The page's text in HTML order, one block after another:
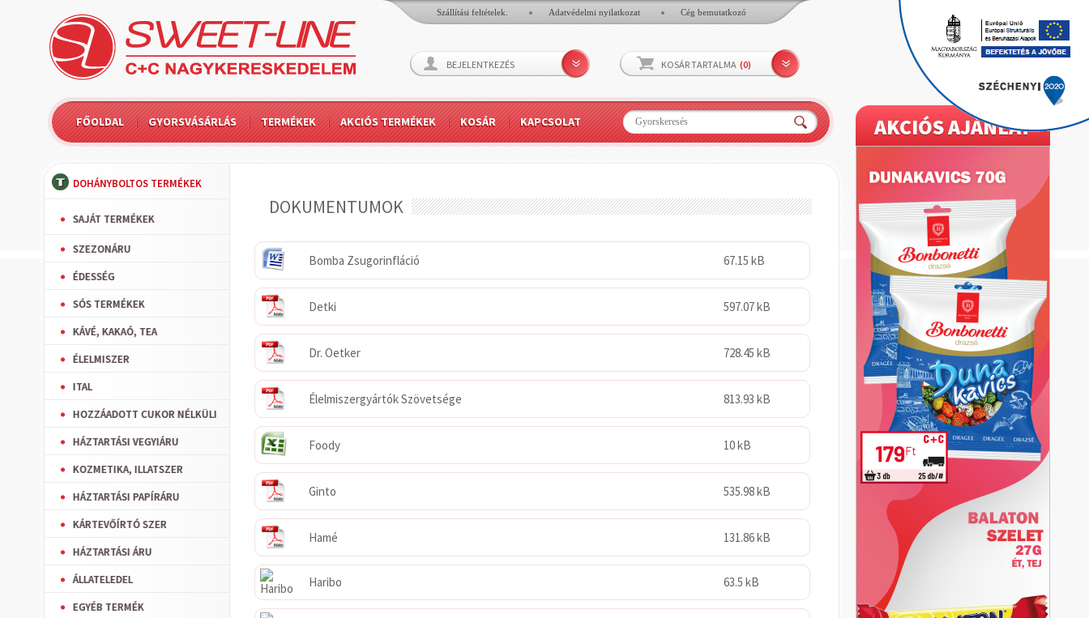
Szállítási feltételek. Adatvédelmi nyilatkozat Cég bemutatkozó
BEJELENTKEZÉS KOSÁR TARTALMA (0)
FŐOLDAL GYORSVÁSÁRLÁS TERMÉKEK AKCIÓS TERMÉKEK KOSÁR KAPCSOLAT AKCIÓS AJÁNLAT
DOHÁNYBOLTOS TERMÉKEK
SAJÁT TERMÉKEK
SZEZONÁRU
ÉDESSÉG
SÓS TERMÉKEK
KÁVÉ, KAKAÓ, TEA
ÉLELMISZER
ITAL
HOZZÁADOTT CUKOR NÉLKÜLI
HÁZTARTÁSI VEGYIÁRU
KOZMETIKA, ILLATSZER
HÁZTARTÁSI PAPÍRÁRU
KÁRTEVŐÍRTÓ SZER
HÁZTARTÁSI ÁRU
ÁLLATELEDEL
EGYÉB TERMÉK
DOKUMENTUMOK
Bomba Zsugorinfláció 67.15 kB
Detki 597.07 kB
Dr. Oetker 728.45 kB
Élelmiszergyártók Szövetsége 813.93 kB
Foody 10 kB
Ginto 535.98 kB
Hamé 131.86 kB
Haribo 63.5 kB